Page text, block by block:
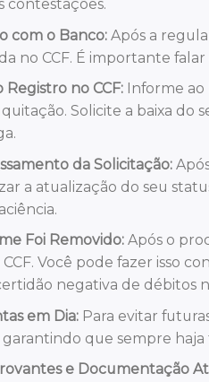
contestações.
com o Banco:Após a
no CCF. É importante
Registro no CCF:Informe ao
Solicite a baixa do
da Solicitação:
a atualização do seu
Foi Removido:Após o
Você pode fazer isso
negativa de débitos
em Dia:Para evitar
garantindo que sempre
e Documentação